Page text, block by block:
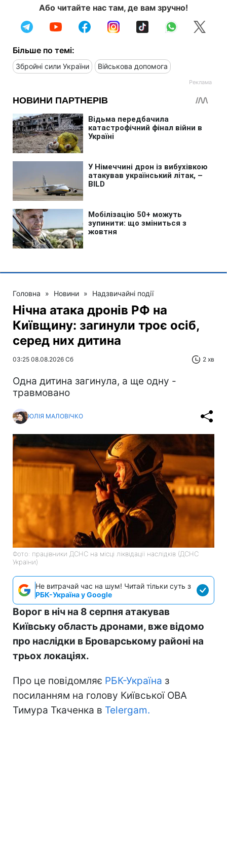
Або читайте нас там, де вам зручно!
Більше по темі:
Збройні сили України Військова допомога
Головна » Новини » Надзвичайні події
Нічна атака дронів РФ на
Київщину: загинули троє осіб,
серед них дитина
03:25 08.08.2026 Сб 2 хв
Одна дитина загинула, а ще одну -
травмовано
ЮЛІЯ МАЛОВІЧКО
Фото: працівники ДСНС на місці ліквідації наслідків (ДСНС
України)
Не витрачай час на шум! Читай тільки суть з
РБК-Україна у Google
Ворог в ніч на 8 серпня атакував
Київську область дронами, вже відомо
про наслідки в Броварському районі на
трьох локаціях.
Про це повідомляє РБК-Україна з
посиланням на голову Київської ОВА
Тимура Ткаченка в Telergam.